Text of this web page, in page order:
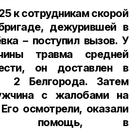
к сотрудникам скорой
дежурившей в
– поступил вызов. У
травма средней
он доставлен в
Белгорода. Затем
с жалобами на
осмотрели, оказали
помощь, в